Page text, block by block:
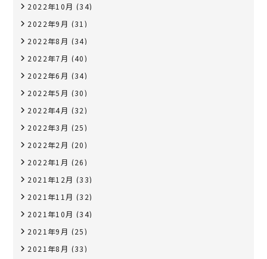
2022年10月 (34)
2022年9月 (31)
2022年8月 (34)
2022年7月 (40)
2022年6月 (34)
2022年5月 (30)
2022年4月 (32)
2022年3月 (25)
2022年2月 (20)
2022年1月 (26)
2021年12月 (33)
2021年11月 (32)
2021年10月 (34)
2021年9月 (25)
2021年8月 (33)